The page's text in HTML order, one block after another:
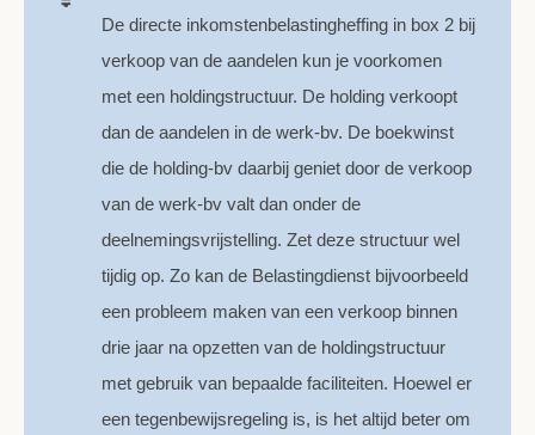
De directe inkomstenbelastingheffing in box 2 bij
verkoop van de aandelen kun je voorkomen
met een holdingstructuur. De holding verkoopt
dan de aandelen in de werk-bv. De boekwinst
die de holding-bv daarbij geniet door de verkoop
van de werk-bv valt dan onder de
deelnemingsvrijstelling. Zet deze structuur wel
tijdig op. Zo kan de Belastingdienst bijvoorbeeld
een probleem maken van een verkoop binnen
drie jaar na opzetten van de holdingstructuur
met gebruik van bepaalde faciliteiten. Hoewel er
een tegenbewijsregeling is, is het altijd beter om